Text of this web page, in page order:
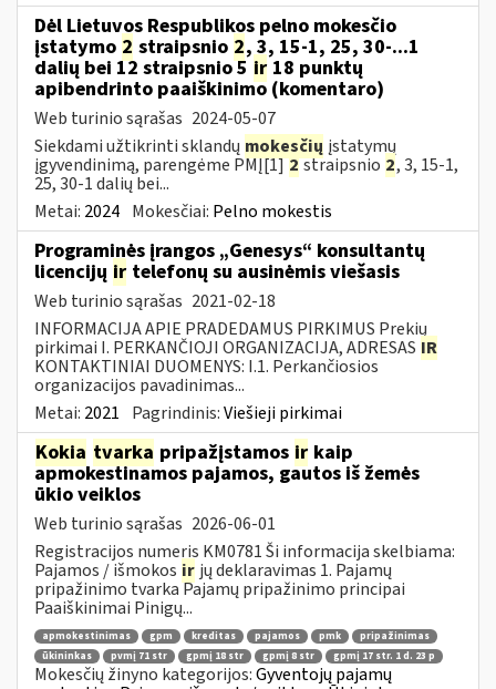
Dėl Lietuvos Respublikos pelno mokesčio
įstatymo 2 straipsnio 2, 3, 15-1, 25, 30-...1
dalių bei 12 straipsnio 5 ir 18 punktų
apibendrinto paaiškinimo (komentaro)
Web turinio sąrašas 2024-05-07
Siekdami užtikrinti sklandų mokesčių įstatymų
įgyvendinimą, parengėme PMĮ[1]2straipsnio 2, 3, 15-1,
25, 30-1 dalių bei...
Metai: 2024 Mokesčiai: Pelno mokestis
Programinės įrangos „Genesys“ konsultantų
licencijų ir telefonų su ausinėmis viešasis
Web turinio sąrašas 2021-02-18
INFORMACIJA APIE PRADEDAMUS PIRKIMUS Prekių
pirkimai I. PERKANČIOJI ORGANIZACIJA, ADRESAS IR
KONTAKTINIAI DUOMENYS: I.1. Perkančiosios
organizacijos pavadinimas...
Metai: 2021 Pagrindinis:Viešieji pirkimai
Kokia tvarka pripažįstamos ir kaip
apmokestinamos pajamos, gautos iš žemės
ūkio veiklos
Web turinio sąrašas 2026-06-01
Registracijos numeris KM0781 Ši informacija skelbiama:
Pajamos / išmokos ir jų deklaravimas 1. Pajamų
pripažinimo tvarka Pajamų pripažinimo principai
Paaiškinimai Pinigų...
apmokestinimas gpm kreditas pajamos pmk
pripažinimas
ūkininkas
pvmį 71 str gpmį 18 str gpmį 8 str gpmį 17 str. 1 d. 23 p
Mokesčių žinyno kategorijos:Gyventojų pajamų